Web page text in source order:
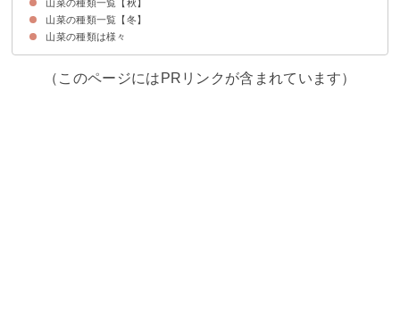
①ウワバミソウ
②ヤマモモ
③ヤマグワ
④ツルナ
⑤チシマザサ
⑥ミョウガタケ
⑦シソ
山菜の種類一覧【秋】
①山わさび
②ヤマグリ
③銀杏
④アケビ
⑤山椒
⑥サルナシ
⑦マコモダケ
⑧アシタバ
⑨むかご
山菜の種類一覧【冬】
①ナズナ
②タンポポ
③ハコベ
④ハマナス
⑤葉わさび
⑥フユイチゴ
山菜の種類は様々
（このページにはPRリンクが含まれています）